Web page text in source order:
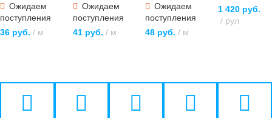
Ожидаем
поступления
36 руб. м
Ожидаем
поступления
41руб. м
Ожидаем
поступления
48 руб. м
1 420руб.
рул